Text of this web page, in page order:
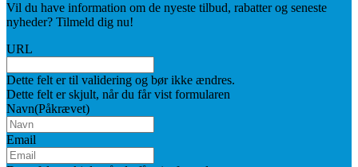
Vil du have information om de nyeste tilbud, rabatter og seneste
nyheder? Tilmeld dig nu!
URL
Dette felt er til validering og bør ikke ændres.
Dette felt er skjult, når du får vist formularen
Navn(Påkrævet)
Email